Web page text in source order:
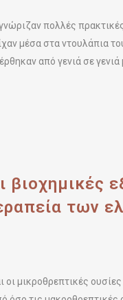
γνώριζαν πολλές
μέσα στα ντουλάπια
από γενιά σε
βιοχημικές
των
οι μικροθρεπτικές